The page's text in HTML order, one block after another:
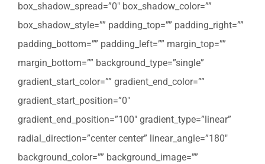
box_shadow_spread=”0″ box_shadow_color=””
box_shadow_style=”” padding_top=”” padding_right=””
padding_bottom=”” padding_left=”” margin_top=””
margin_bottom=”” background_type=”single”
gradient_start_color=”” gradient_end_color=””
gradient_start_position=”0″
gradient_end_position=”100″ gradient_type=”linear”
radial_direction=”center center” linear_angle=”180″
background_color=”” background_image=””